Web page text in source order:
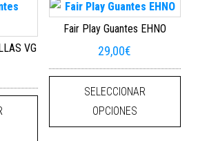
VG
Este producto tiene múltiples
Fair Play Guantes EHNO
29,00€
SELECCIONAR
OPCIONES